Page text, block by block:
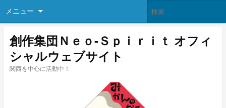
メニュー
創作集団Ｎｅｏ-Ｓｐｉｒｉｔ オフィ
シャルウェブサイト
関西を中心に活動中！